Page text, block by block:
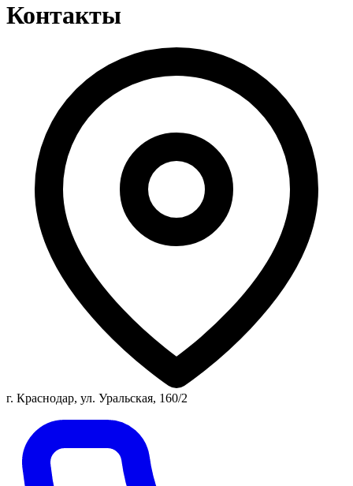
Контакты
г. Краснодар, ул. Уральская, 160/2